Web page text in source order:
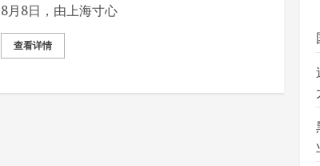
8月8日，由上海寸心
查看详情